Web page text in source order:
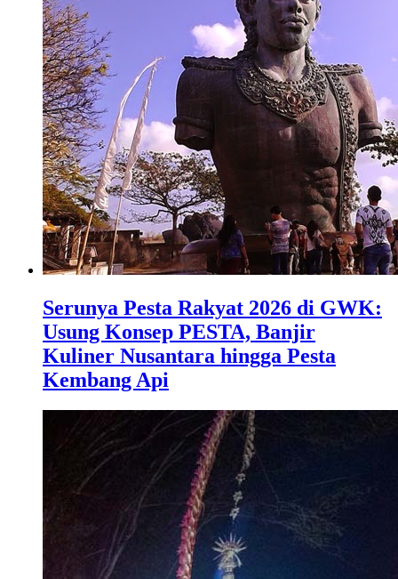
Serunya Pesta Rakyat 2026 di GWK:
Usung Konsep PESTA, Banjir
Kuliner Nusantara hingga Pesta
Kembang Api